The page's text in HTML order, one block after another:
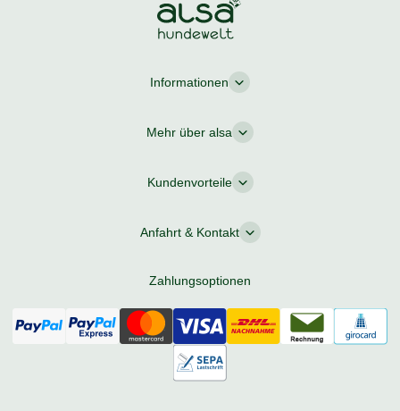
Informationen
Mehr über alsa
Kundenvorteile
Anfahrt & Kontakt
Zahlungsoptionen